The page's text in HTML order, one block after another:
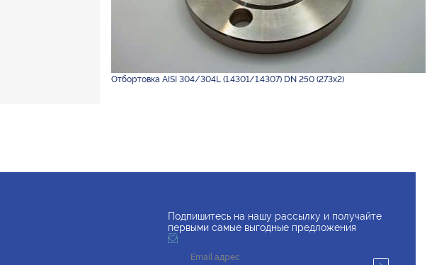
Отбортовка AISI 304/304L (1.4301/1.4307) DN 250 (273х2)
Подпишитесь на нашу рассылку и получайте
первыми самые выгодные предложения